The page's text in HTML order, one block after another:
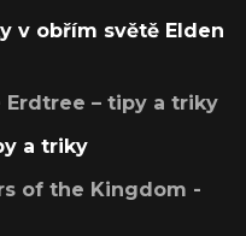
v obřím světě Elden
Erdtree – tipy a triky
a triky
of the Kingdom -